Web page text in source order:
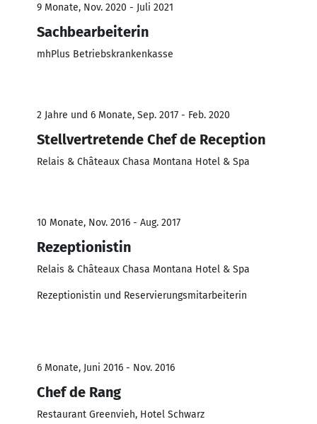
9 Monate, Nov. 2020 - Juli 2021
Sachbearbeiterin
mhPlus Betriebskrankenkasse
2 Jahre und 6 Monate, Sep. 2017 - Feb. 2020
Stellvertretende Chef de Reception
Relais & Châteaux Chasa Montana Hotel & Spa
10 Monate, Nov. 2016 - Aug. 2017
Rezeptionistin
Relais & Châteaux Chasa Montana Hotel & Spa
Rezeptionistin und Reservierungsmitarbeiterin
6 Monate, Juni 2016 - Nov. 2016
Chef de Rang
Restaurant Greenvieh, Hotel Schwarz